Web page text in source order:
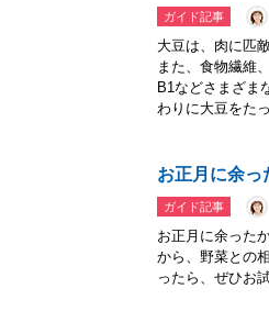
ガイド記事
大豆は、肉に匹
また、食物繊維
B1などさまざま
わりに大豆をた
お正月に余っ
ガイド記事
お正月に余った
から、野菜との
ったら、ぜひお